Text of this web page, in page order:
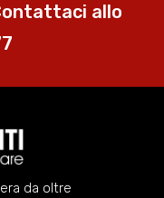
allo
da oltre